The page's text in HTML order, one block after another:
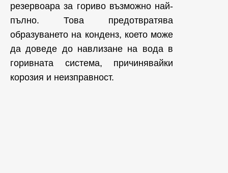
резервоара за гориво възможно най-
пълно. Това предотвратява
образуването на конденз, което може
да доведе до навлизане на вода в
горивната система, причинявайки
корозия и неизправност.